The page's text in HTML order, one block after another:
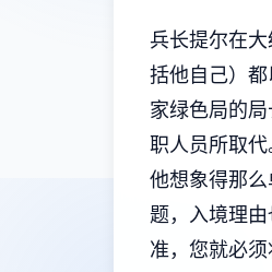
兵长提尔在
括他自己）
家绿色局的
职人员所取
他想象得那
题，入境理
准，您就必